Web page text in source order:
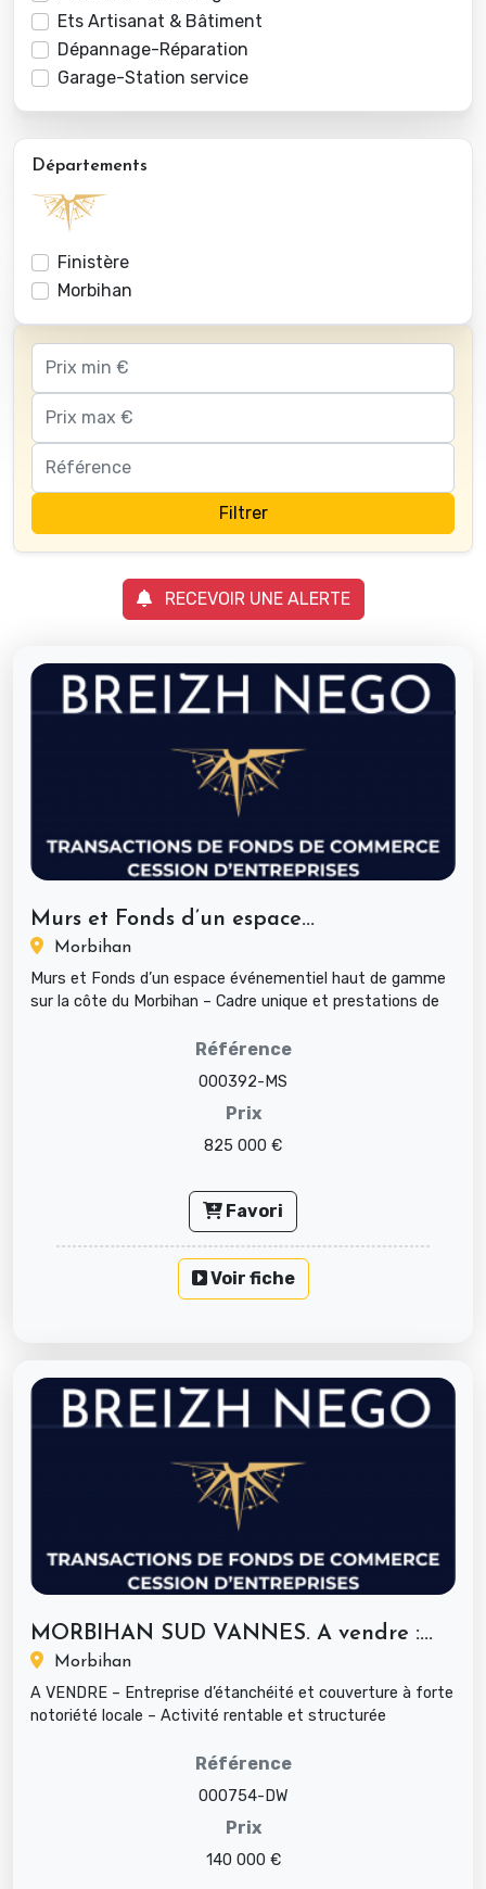
Ets Artisanat & Bâtiment
Dépannage-Réparation
Garage-Station service
Départements
Finistère
Morbihan
Filtrer
RECEVOIR UNE ALERTE
Murs et Fonds d’un espace...
Morbihan
Murs et Fonds d’un espace événementiel haut de gamme
sur la côte du Morbihan – Cadre unique et prestations de
Référence
000392-MS
Prix
825 000 €
Favori
Voir fiche
MORBIHAN SUD VANNES. A vendre :...
Morbihan
A VENDRE – Entreprise d’étanchéité et couverture à forte
notoriété locale – Activité rentable et structurée
Référence
000754-DW
Prix
140 000 €